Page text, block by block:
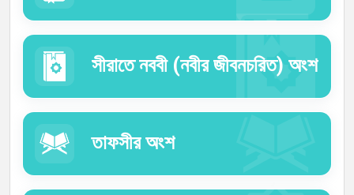
সীরাতে নববী (নবীর জীবনচরিত) অংশ
তাফসীর অংশ